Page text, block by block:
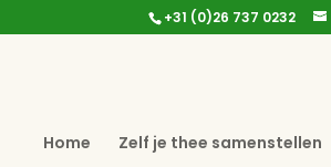
+31 (0)26 737 0232
Home Zelf je thee samenstellen